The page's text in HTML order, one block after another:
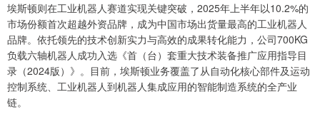
埃斯顿则在工业机器人赛道实现关键突破，2025年上半年以10.2%的
市场份额首次超越外资品牌，成为中国市场出货量最高的工业机器人
品牌。依托领先的技术创新实力与高效的成果转化能力，公司700KG
负载六轴机器人成功入选《首（台）套重大技术装备推广应用指导目
录（2024版）》。目前，埃斯顿业务覆盖了从自动化核心部件及运动
控制系统、工业机器人到机器人集成应用的智能制造系统的全产业
链。